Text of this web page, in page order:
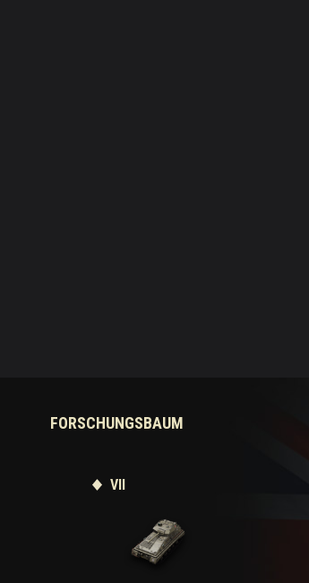
FORSCHUNGSBAUM
VII